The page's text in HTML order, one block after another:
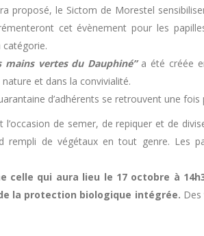
proposé, le Sictom de Morestel
cet évènement pour les
catégorie.
mains vertes du Dauphiné”a été créée
et dans la convivialité.
d’adhérents se retrouvent une
l’occasion de semer, de repiquer et de
rempli de végétaux en tout genre. Les
celle qui aura lieu le 17 octobre à
la protection biologique intégrée.